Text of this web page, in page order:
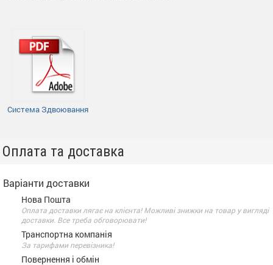
Система Здвоювання
Оплата та доставка
Варіанти доставки
Нова Пошта
Оплата доставки лягає на клієнта! Можливі знижки на товар у вигляді
доставки. Все треба обговорювати!
Транспортна компанія
За тарифами перевізника!
Повернення і обмін